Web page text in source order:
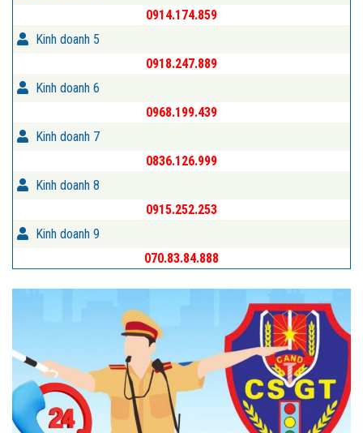
0914.174.859
Kinh doanh 5
0918.247.889
Kinh doanh 6
0968.199.439
Kinh doanh 7
0836.126.999
Kinh doanh 8
0915.252.253
Kinh doanh 9
070.83.84.888